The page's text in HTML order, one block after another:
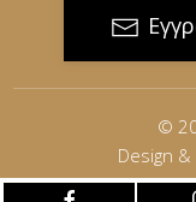
©
Design